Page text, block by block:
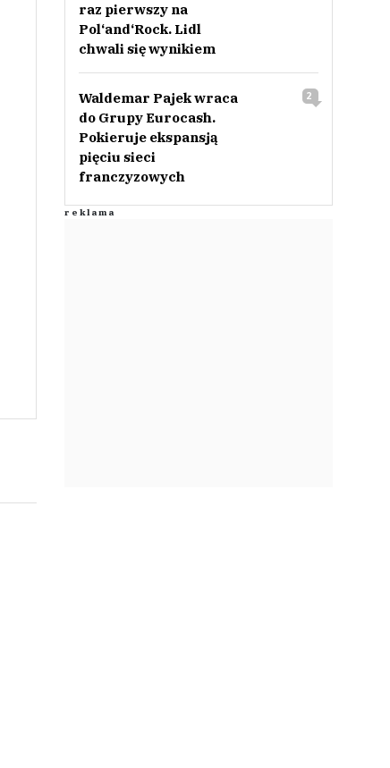
raz pierwszy na
Pol‘and‘Rock. Lidl
chwali się wynikiem
Waldemar Pajek wraca
do Grupy Eurocash.
Pokieruje ekspansją
pięciu sieci
franczyzowych
2